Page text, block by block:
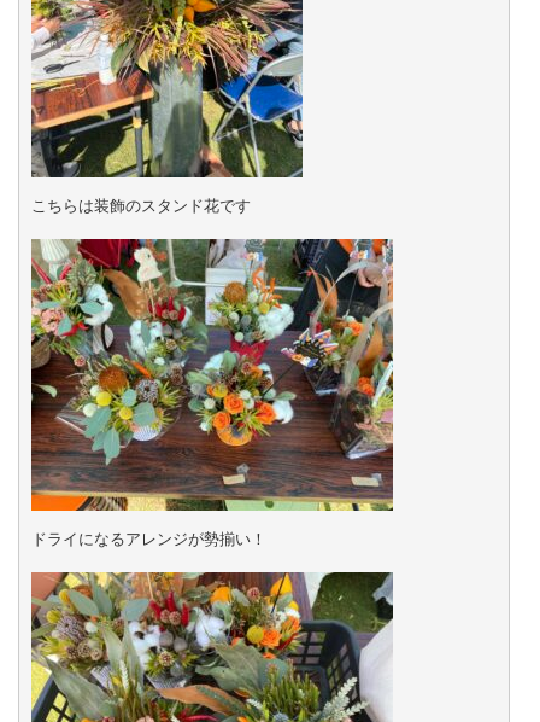
こちらは装飾のスタンド花です
ドライになるアレンジが勢揃い！